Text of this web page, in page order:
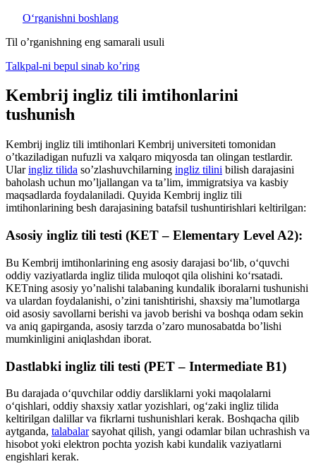
Oʻrganishni boshlang
Til o’rganishning eng samarali usuli
Talkpal-ni bepul sinab ko’ring
Kembrij ingliz tili imtihonlarini
tushunish
Kembrij ingliz tili imtihonlari Kembrij universiteti tomonidan
o’tkaziladigan nufuzli va xalqaro miqyosda tan olingan testlardir.
Ularingliz tilida so’zlashuvchilarning ingliz tilini bilish darajasini
baholash uchun mo’ljallangan va ta’lim, immigratsiya va kasbiy
maqsadlarda foydalaniladi. Quyida Kembrij ingliz tili
imtihonlarining besh darajasining batafsil tushuntirishlari keltirilgan:
Asosiy ingliz tili testi (KET – Elementary Level A2):
Bu Kembrij imtihonlarining eng asosiy darajasi boʻlib, oʻquvchi
oddiy vaziyatlarda ingliz tilida muloqot qila olishini koʻrsatadi.
KETning asosiy yo’nalishi talabaning kundalik iboralarni tushunishi
va ulardan foydalanishi, o’zini tanishtirishi, shaxsiy ma’lumotlarga
oid asosiy savollarni berishi va javob berishi va boshqa odam sekin
va aniq gapirganda, asosiy tarzda o’zaro munosabatda bo’lishi
mumkinligini aniqlashdan iborat.
Dastlabki ingliz tili testi (PET – Intermediate B1)
Bu darajada o‘quvchilar oddiy darsliklarni yoki maqolalarni
o‘qishlari, oddiy shaxsiy xatlar yozishlari, og‘zaki ingliz tilida
keltirilgan dalillar va fikrlarni tushunishlari kerak. Boshqacha qilib
aytganda, talabalarsayohat qilish, yangi odamlar bilan uchrashish va
hisobot yoki elektron pochta yozish kabi kundalik vaziyatlarni
engishlari kerak.